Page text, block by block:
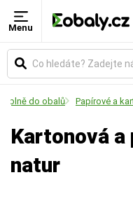
Menu
Výplně do obalů Papírové a
Kartonová a
natur
Materiál
Zvolte typ
Barva
Vyberte si barevné
Certifikace FSC®